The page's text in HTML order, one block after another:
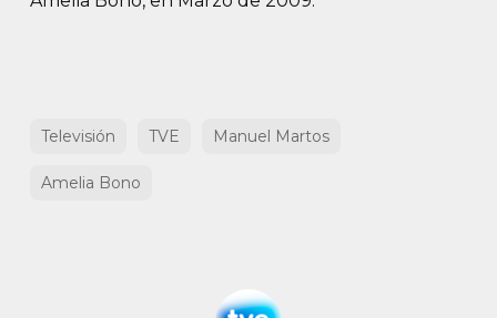
Televisión TVE Manuel Martos
Amelia Bono